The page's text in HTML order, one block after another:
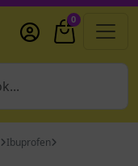
0
Ibuprofen